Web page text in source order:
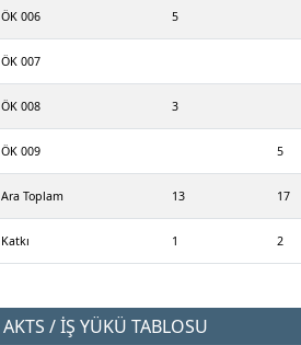
ÖK 006 5
ÖK 007
ÖK 008 3
ÖK 009 5
Ara Toplam 13 17
Katkı 1 2
AKTS / İŞ YÜKÜ TABLOSU